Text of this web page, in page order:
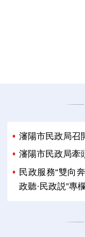
瀋陽市民政局召
瀋陽市民政局牽
民政服務“雙向
政聽·民政説”專